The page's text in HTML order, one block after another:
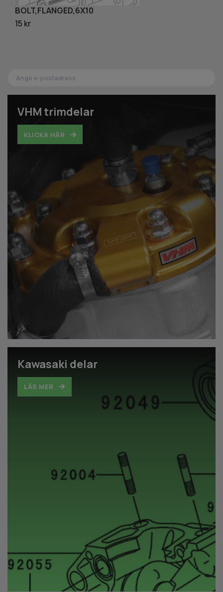
VHM trimdelar
KLICKA HÄR
Kawasaki delar
LÄS MER
BOLT,FLANGED,6X10
15 kr